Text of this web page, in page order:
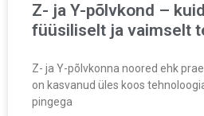
Z- ja Y-põlvkond –
füüsiliselt ja vaimselt
Z- ja Y-põlvkonna noored ehk
on kasvanud üles koos
pingega